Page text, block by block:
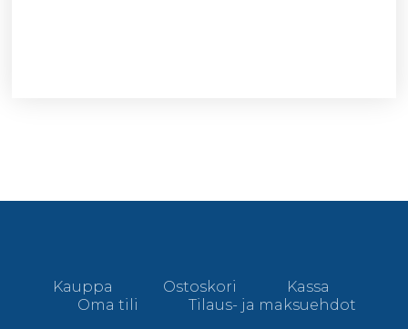
Kauppa Ostoskori
Kassa
Oma tili
Tilaus- ja maksuehdot